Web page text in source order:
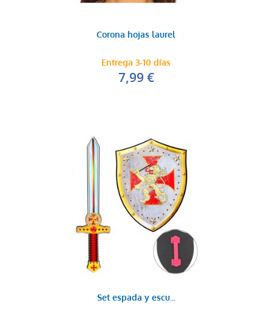
Corona hojas laurel
Entrega 3-10 días
7,99 €
Set espada y escu...